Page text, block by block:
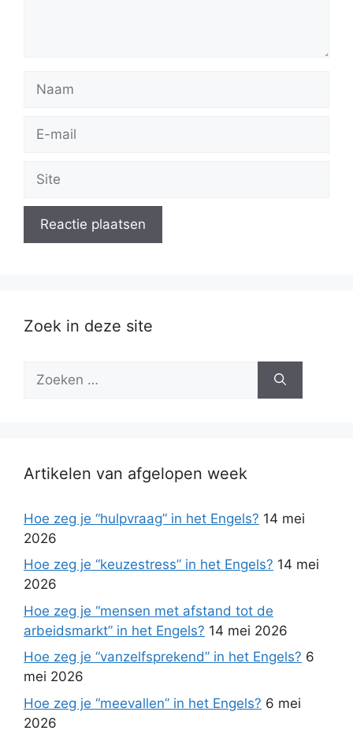
mail
Zoek in deze site
naar:
Artikelen van afgelopen week
Hoe zeg je “hulpvraag” in het Engels? 14 mei
2026
Hoe zeg je “keuzestress” in het Engels? 14 mei
2026
Hoe zeg je “mensen met afstand tot de
arbeidsmarkt” in het Engels? 14 mei 2026
Hoe zeg je “vanzelfsprekend” in het Engels? 6
mei 2026
Hoe zeg je “meevallen” in het Engels? 6 mei
2026